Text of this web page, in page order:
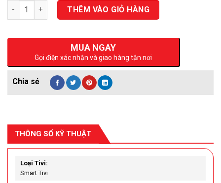
Số lượng THÊM VÀO GIỎ HÀNG
MUA NGAY
Gọi điện xác nhận và giao hàng tận nơi
THÔNG SỐ KỸ THUẬT
Loại Tivi:
Smart Tivi